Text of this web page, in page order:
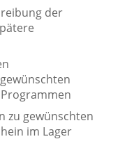
der
Programmen
zu gewünschten
im Lager